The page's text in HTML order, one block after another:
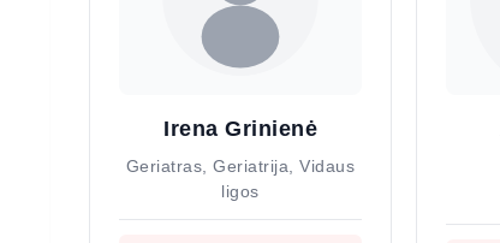
Irena Grinienė
Geriatras, Geriatrija, Vidaus
ligos